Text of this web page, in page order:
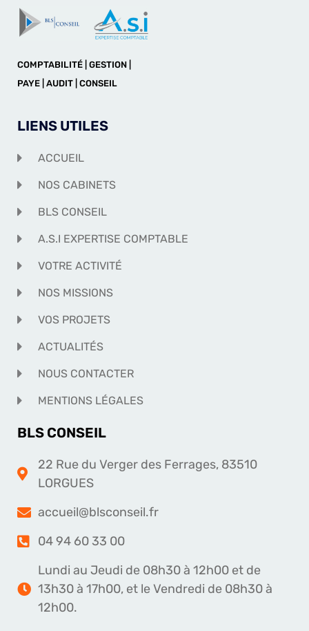
COMPTABILITÉ | GESTION |
PAYE | AUDIT | CONSEIL
LIENS UTILES
ACCUEIL
NOS CABINETS
BLS CONSEIL
A.S.I EXPERTISE COMPTABLE
VOTRE ACTIVITÉ
NOS MISSIONS
VOS PROJETS
ACTUALITÉS
NOUS CONTACTER
MENTIONS LÉGALES
BLS CONSEIL
22 Rue du Verger des Ferrages, 83510
LORGUES
accueil@blsconseil.fr
04 94 60 33 00
Lundi au Jeudi de 08h30 à 12h00 et de
13h30 à 17h00, et le Vendredi de 08h30 à
12h00.